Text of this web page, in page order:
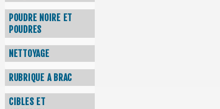
POUDRE NOIRE ET
POUDRES
NETTOYAGE
RUBRIQUE A BRAC
CIBLES ET